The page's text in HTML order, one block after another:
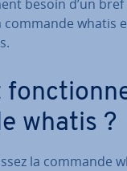
besoin d’un
commande whatis
whatis ?
la commande